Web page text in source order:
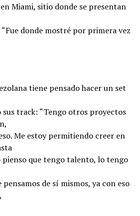
Miami, sitio donde se presentan
donde mostré por primera vez
tiene pensado hacer un set
track: “Tengo otros proyectos
Me estoy permitiendo creer en
pienso que tengo talento, lo tengo
de sí mismos, ya con eso